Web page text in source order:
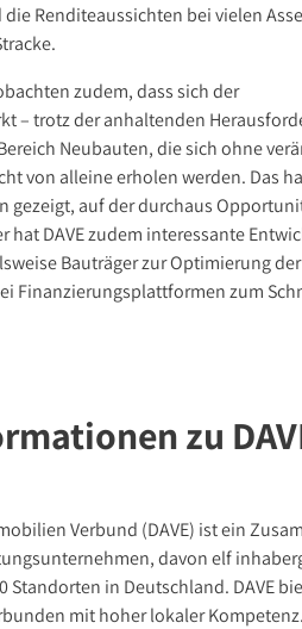
Renditeaussichten bei vielen
zudem, dass sich der
– trotz der anhaltenden
Neubauten, die sich ohne
von alleine erholen werden. Das
gezeigt, auf der durchaus
hat DAVE zudem interessante
Bauträger zur Optimierung der
Finanzierungsplattformen zum
zu
Verbund (DAVE) ist ein
davon elf
Standorten in Deutschland. DAVE
mit hoher lokaler Kompetenz.